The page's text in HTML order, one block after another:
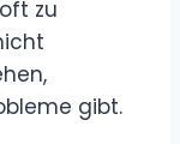
zu
gibt.